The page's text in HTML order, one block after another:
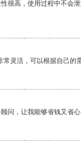
很高，使用过程中不会
灵活，可以根据自己的
问，让我能够省钱又省心